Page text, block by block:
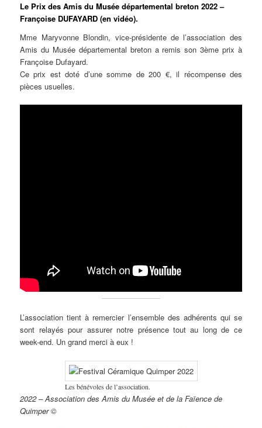
Le Prix des Amis du Musée départemental breton 2022 –
Françoise DUFAYARD (en vidéo).
Mme Maryvonne Blondin, vice-présidente de l’association des
Amis du Musée départemental breton a remis son 3ème prix à
Françoise Dufayard.
Ce prix est doté d’une somme de 200 €, il récompense des
pièces usuelles.
L’association tient à remercier l’ensemble des adhérents qui se
sont relayés pour assurer notre présence tout au long de ce
week-end. Un grand merci à eux !
Les bénévoles de l’association.
2022 – Association des Amis du Musée et de la Faïence de
Quimper ©